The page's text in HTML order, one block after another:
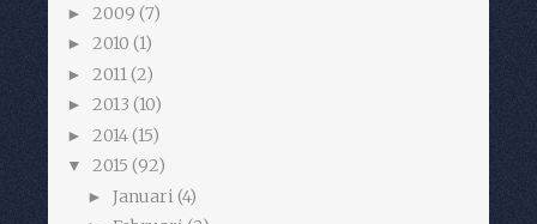
► 2009 (7)
► 2010 (1)
► 2011 (2)
► 2013 (10)
► 2014(15)
▼ 2015 (92)
► Januari (4)